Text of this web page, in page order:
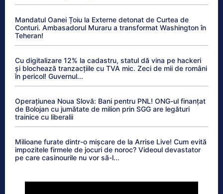
Mandatul Oanei Țoiu la Externe detonat de Curtea de
Conturi. Ambasadorul Muraru a transformat Washington în
Teheran!
Cu digitalizare 12% la cadastru, statul dă vina pe hackeri
și blochează tranzacțiile cu TVA mic. Zeci de mii de români
în pericol! Guvernul...
Operațiunea Noua Slovă: Bani pentru PNL! ONG-ul finanțat
de Bolojan cu jumătate de milion prin SGG are legături
trainice cu liberalii
Milioane furate dintr-o mișcare de la Arrise Live! Cum evită
impozitele firmele de jocuri de noroc? Videoul devastator
pe care casinourile nu vor să-l...